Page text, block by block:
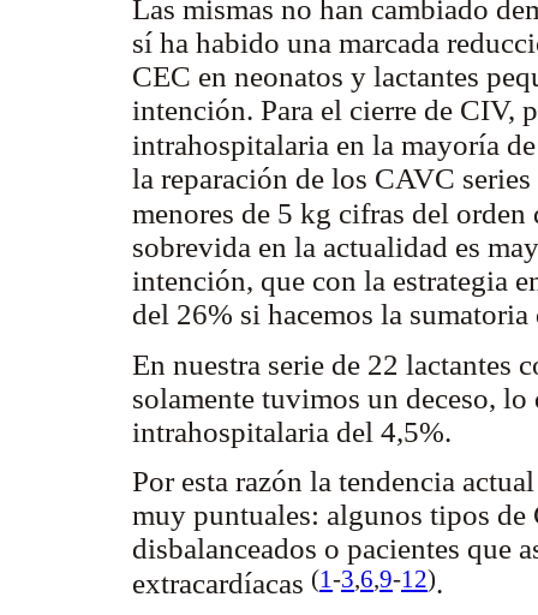
Las mismas no han cambiado
sí ha habido una marcada
CEC en neonatos y lactantes
intención. Para el cierre de CIV,
intrahospitalaria en la mayoría
la reparación de los CAVC
menores de 5 kg cifras del
sobrevida en la actualidad es
intención, que con la estrategia
del 26% si hacemos la
En nuestra serie de 22 lactantes
solamente tuvimos un deceso,
intrahospitalaria del 4,5%.
Por esta razón la tendencia
muy puntuales: algunos tipos
disbalanceados o pacientes que
extracardíacas (1-3,6,9-12).